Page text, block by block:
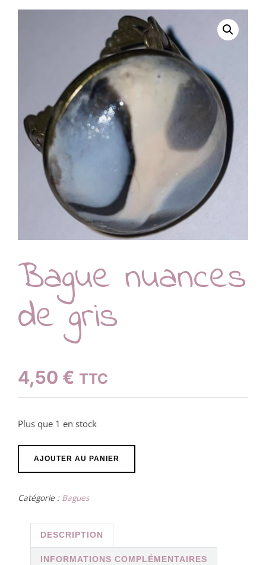
Bague nuances
de gris
4,50 € TTC
Plus que 1 en stock
quantité
de
nuances
AJOUTER AU PANIER
Catégorie : Bagues
DESCRIPTION
INFORMATIONS COMPLÉMENTAIRES